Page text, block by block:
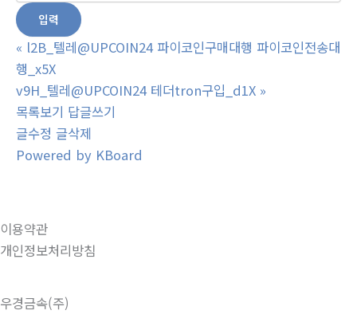
« l2B_텔레@UPCOIN24 파이코인구매대행 파이코인전송대
행_x5X
v9H_텔레@UPCOIN24 테더tron구입_d1X »
목록보기 답글쓰기
글수정 글삭제
Powered by KBoard
이용약관
개인정보처리방침
우경금속(주)